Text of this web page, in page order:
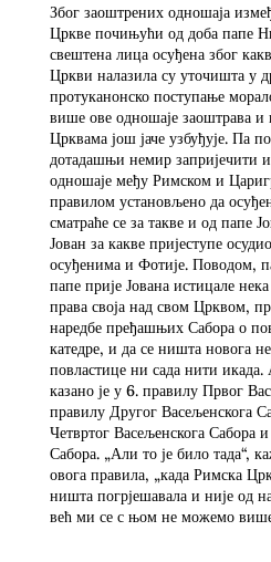
Због заоштрених одношаја
Цркве почињући од доба папе
свештена лица осуђена због
Цркви налазила су уточишта у
протуканонско поступање
више ове одношаје заоштрава и
Црквама још јаче узбуђује. Па
дотадашњи немир запријечити
одношаје међу Римском и
правилом установљено да
сматраће се за такве и од папе
Јован за какве пријеступе
осуђенима и Фотије. Поводом,
папе прије Јована истицале
права своја над свом Црквом,
наредбе пређашњих Сабора о
катедре, и да се ништа новога
повластице ни сада нити икада.
казано је у 6. правилу Првог
правилу Другог Васељенскога
Четвртог Васељенскога Сабора
Сабора. „Али то је било тада“,
овога правила, „када Римска
ништа погрјешавала и није од
већ ми се с њом не можемо